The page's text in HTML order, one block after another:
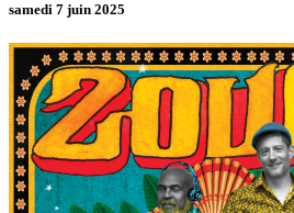
samedi 7 juin 2025